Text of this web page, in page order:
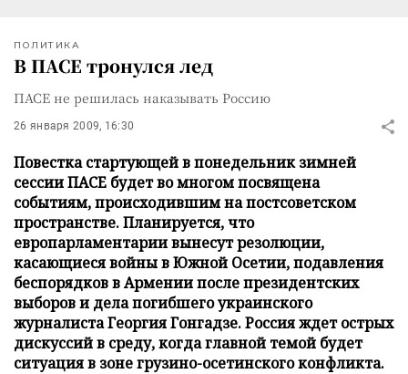
ПОЛИТИКА
В ПАСЕ тронулся лед
ПАСЕ не решилась наказывать Россию
26 января 2009, 16:30
Повестка стартующей в понедельник зимней
сессии ПАСЕ будет во многом посвящена
событиям, происходившим на постсоветском
пространстве. Планируется, что
европарламентарии вынесут резолюции,
касающиеся войны в Южной Осетии, подавления
беспорядков в Армении после президентских
выборов и дела погибшего украинского
журналиста Георгия Гонгадзе. Россия ждет острых
дискуссий в среду, когда главной темой будет
ситуация в зоне грузино-осетинского конфликта.